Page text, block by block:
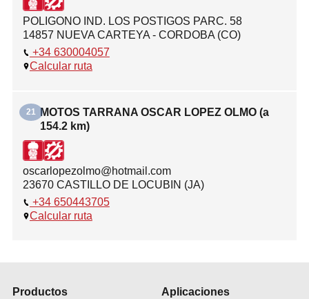
POLIGONO IND. LOS POSTIGOS PARC. 58
14857 NUEVA CARTEYA - CORDOBA (CO)
+34 630004057
Calcular ruta
21 MOTOS TARRANA OSCAR LOPEZ OLMO (a
154.2 km)
oscarlopezolmo@hotmail.com
23670 CASTILLO DE LOCUBIN (JA)
+34 650443705
Calcular ruta
Productos Aplicaciones